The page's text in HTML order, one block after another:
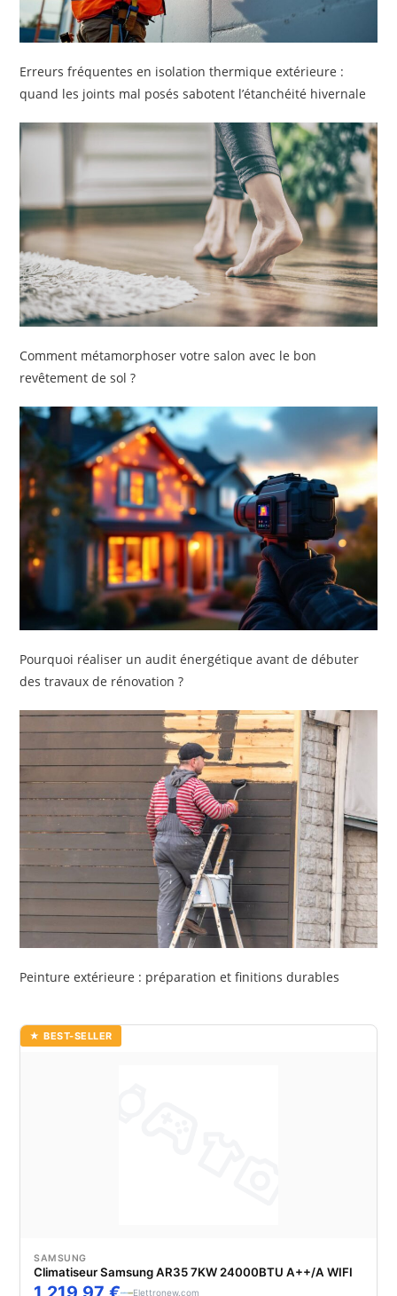
Erreurs fréquentes en isolation thermique extérieure :
quand les joints mal posés sabotent l’étanchéité hivernale
Comment métamorphoser votre salon avec le bon
revêtement de sol ?
Pourquoi réaliser un audit énergétique avant de débuter
des travaux de rénovation ?
Peinture extérieure : préparation et finitions durables
★ BEST-SELLER
SAMSUNG
Climatiseur Samsung AR35 7KW 24000BTU A++/A WIFI
Elettronew.com